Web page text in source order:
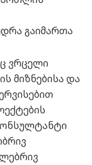
გაიმართა
ვრცელი
მიზნებისა და